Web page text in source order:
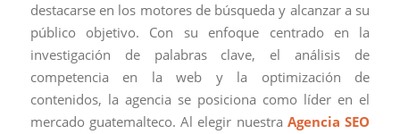
destacarse en los motores de búsqueda y alcanzar a su
público objetivo. Con su enfoque centrado en la
investigación de palabras clave, el análisis de
competencia en la web y la optimización de
contenidos, la agencia se posiciona como líder en el
mercado guatemalteco. Al elegir nuestraAgencia SEO